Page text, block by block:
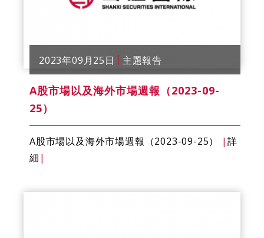
2023年09月25日 主題報告
A股市場以及海外市場週報（2023-09-
25）
A股市場以及海外市場週報（2023-09-25） | 詳
細 |